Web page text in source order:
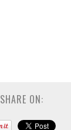
SHARE ON: